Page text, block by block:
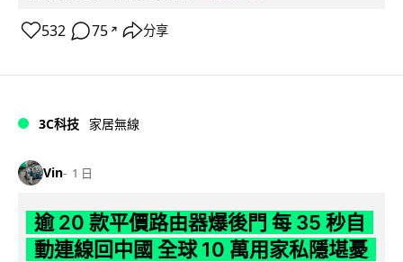
532 75 ↗ 分享
3C科技 家居無線
Vin 1 日
逾 20 款平價路由器爆後門 每 35 秒自
動連線回中國 全球 10 萬用家私隱堪憂